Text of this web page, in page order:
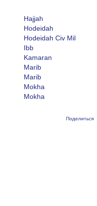
Hajjah
Hodeidah
Hodeidah Civ Mil
Ibb
Kamaran
Marib
Marib
Mokha
Mokha
Поделиться